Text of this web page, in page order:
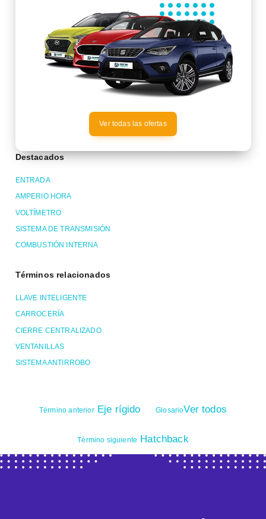
Ver todas las ofertas
Destacados
ENTRADA
AMPERIO HORA
VOLTÍMETRO
SISTEMA DE TRANSMISIÓN
COMBUSTIÓN INTERNA
Términos relacionados
LLAVE INTELIGENTE
CARROCERÍA
CIERRE CENTRALIZADO
VENTANILLAS
SISTEMA ANTIRROBO
Término anteriorEje rígido GlosarioVer todos
Término siguiente Hatchback